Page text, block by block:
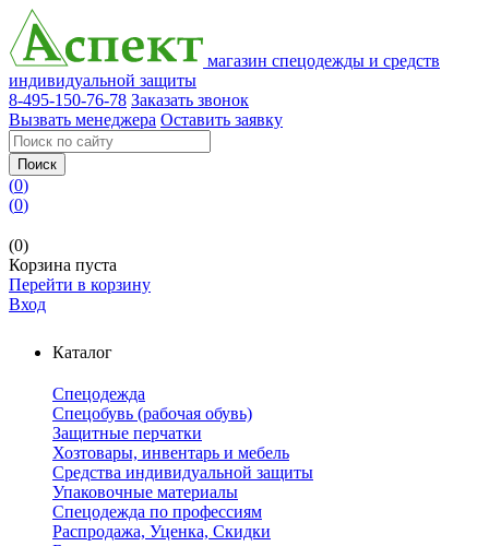
магазин спецодежды и средств
индивидуальной защиты
8-495-150-76-78 Заказать звонок
Вызвать менеджера Оставить заявку
Поиск
(0)
(0)
(0)
Корзина пуста
Перейти в корзину
Вход
Каталог
Спецодежда
Спецобувь (рабочая обувь)
Защитные перчатки
Хозтовары, инвентарь и мебель
Средства индивидуальной защиты
Упаковочные материалы
Спецодежда по профессиям
Распродажа, Уценка, Скидки